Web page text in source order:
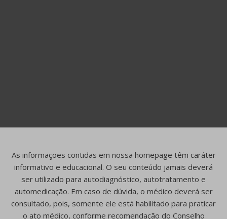
As informações contidas em nossa homepage têm caráter
informativo e educacional. O seu conteúdo jamais deverá
ser utilizado para autodiagnóstico, autotratamento e
automedicação. Em caso de dúvida, o médico deverá ser
consultado, pois, somente ele está habilitado para praticar
o ato médico, conforme recomendação do Conselho